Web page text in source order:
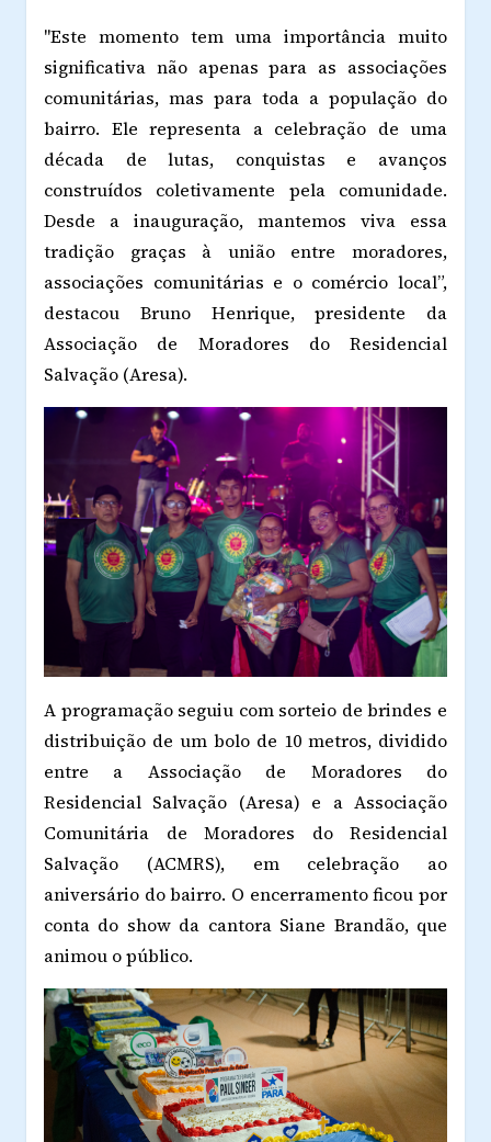
"Este momento tem uma importância muito
significativa não apenas para as associações
comunitárias, mas para toda a população do
bairro. Ele representa a celebração de uma
década de lutas, conquistas e avanços
construídos coletivamente pela comunidade.
Desde a inauguração, mantemos viva essa
tradição graças à união entre moradores,
associações comunitárias e o comércio local”,
destacou Bruno Henrique, presidente da
Associação de Moradores do Residencial
Salvação (Aresa).
A programação seguiu com sorteio de brindes e
distribuição de um bolo de 10 metros, dividido
entre a Associação de Moradores do
Residencial Salvação (Aresa) e a Associação
Comunitária de Moradores do Residencial
Salvação (ACMRS), em celebração ao
aniversário do bairro. O encerramento ficou por
conta do show da cantora Siane Brandão, que
animou o público.